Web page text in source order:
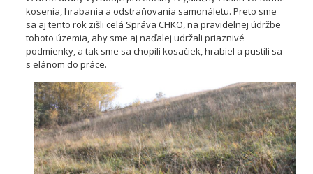
kosenia, hrabania a odstraňovania samonáletu. Preto sme
sa aj tento rok zišli celá Správa CHKO, na pravidelnej údržbe
tohoto územia, aby sme aj naďalej udržali priaznivé
podmienky, a tak sme sa chopili kosačiek, hrabiel a pustili sa
s elánom do práce.